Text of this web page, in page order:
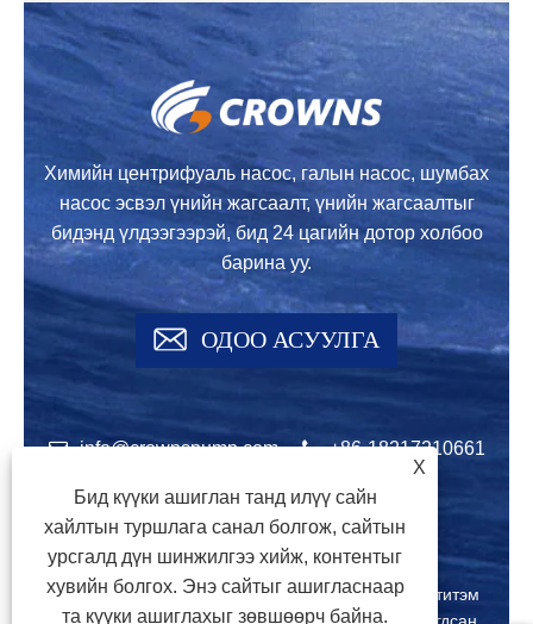
Химийн центрифуаль насос, галын насос, шумбах
насос эсвэл үнийн жагсаалт, үнийн жагсаалтыг
бидэнд үлдээгээрэй, бид 24 цагийн дотор холбоо
барина уу.
ОДОО АСУУЛГА
+86-18217210661
info@crownspump.com
+86-18217210661
Зохиогчийн эрх © 2024 оны 2024 Шанхай хотын титэм
шахалт үйлдвэрлэдэг Co., LTD. Бүх эрх хамгаалагдсан.
X
Бид күүки ашиглан танд илүү сайн
хайлтын туршлага санал болгож, сайтын
урсгалд дүн шинжилгээ хийж, контентыг
хувийн болгох. Энэ сайтыг ашигласнаар
та күүки ашиглахыг зөвшөөрч байна.